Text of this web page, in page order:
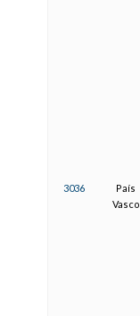
3036
País
Vasco